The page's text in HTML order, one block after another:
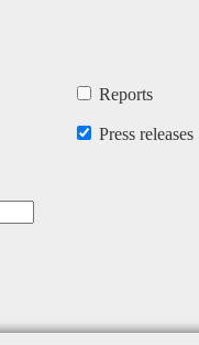
Reports
Press releases